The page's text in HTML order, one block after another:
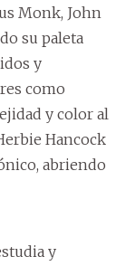
Monk, John
su paleta
y
como
y color al
Hancock
abriendo
y